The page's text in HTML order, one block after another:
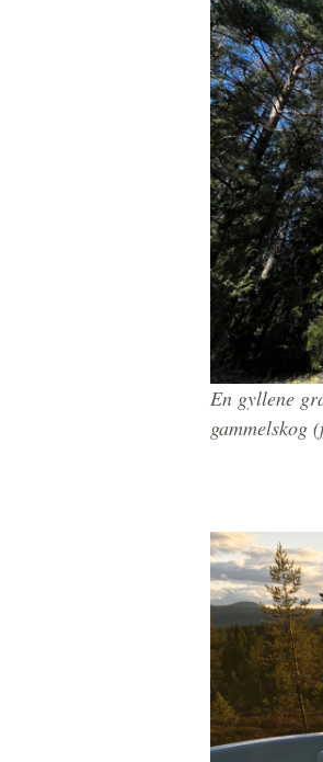
En gyllene
gammelskog